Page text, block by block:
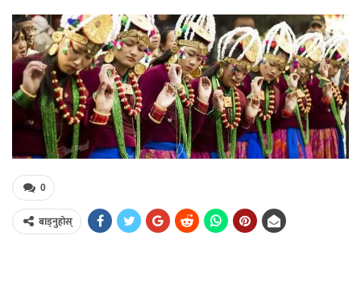
0
बाड्नुहोस्